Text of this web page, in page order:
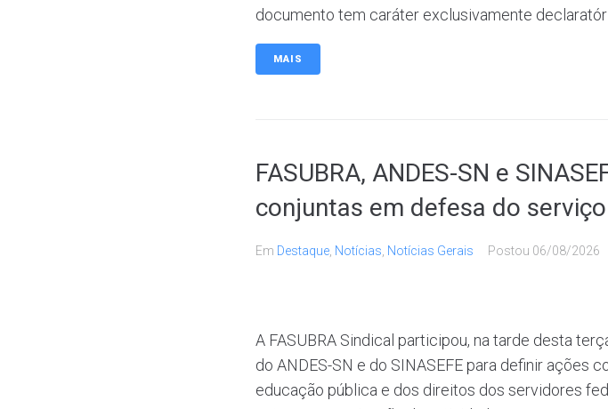
documento tem caráter exclusivamente
MAIS
FASUBRA, ANDES-SN e
conjuntas em defesa do
Em Destaque Notícias Notícias Gerais Postou 06/08/2026
A FASUBRA Sindical participou, na tarde desta
do ANDES-SN e do SINASEFE para definir ações
educação pública e dos direitos dos servidores